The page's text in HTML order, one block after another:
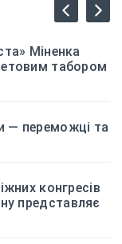
Міненка
табором
— переможці та
конгресів
представляє